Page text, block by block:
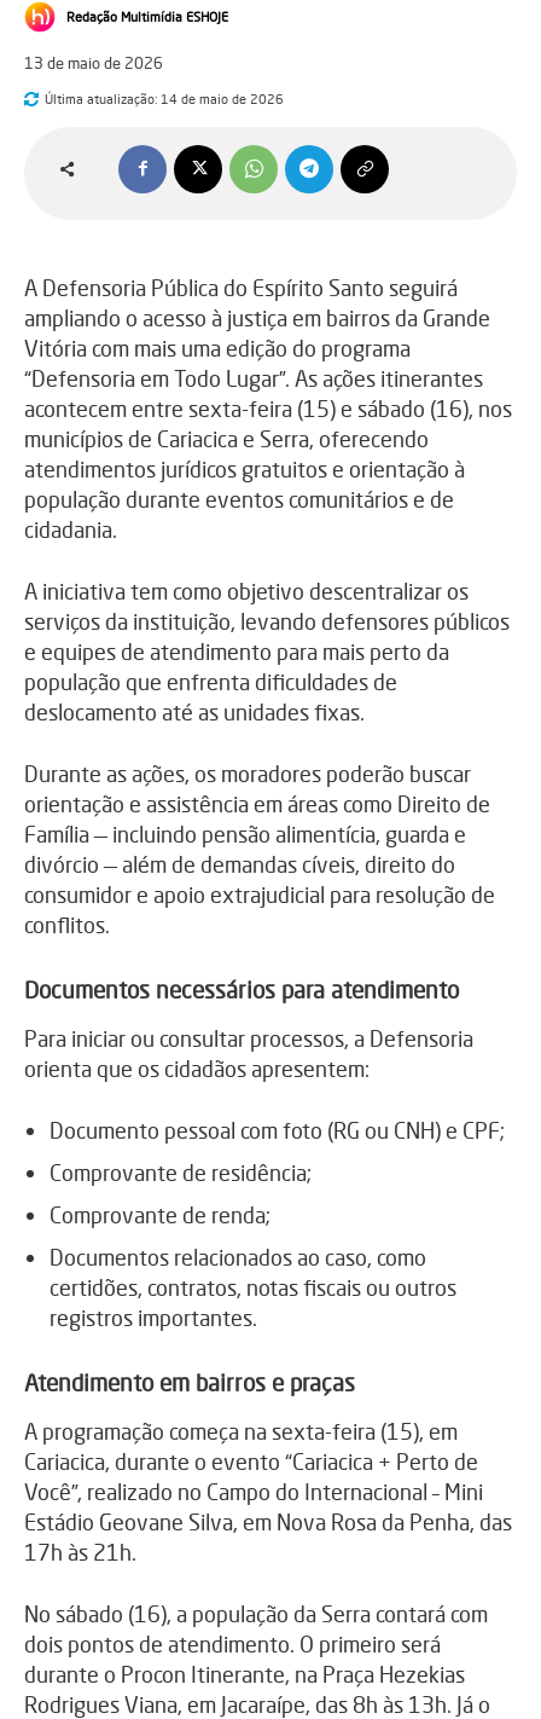
Redação Multimídia ESHOJE
13 de maio de 2026
Última atualização: 14 de maio de 2026
A Defensoria Pública do Espírito Santo seguirá
ampliando o acesso à justiça em bairros da Grande
Vitória com mais uma edição do programa
“Defensoria em Todo Lugar”. As ações itinerantes
acontecem entre sexta-feira (15) e sábado (16), nos
municípios de Cariacica e Serra, oferecendo
atendimentos jurídicos gratuitos e orientação à
população durante eventos comunitários e de
cidadania.
A iniciativa tem como objetivo descentralizar os
serviços da instituição, levando defensores públicos
e equipes de atendimento para mais perto da
população que enfrenta dificuldades de
deslocamento até as unidades fixas.
Durante as ações, os moradores poderão buscar
orientação e assistência em áreas como Direito de
Família — incluindo pensão alimentícia, guarda e
divórcio — além de demandas cíveis, direito do
consumidor e apoio extrajudicial para resolução de
conflitos.
Documentos necessários para atendimento
Para iniciar ou consultar processos, a Defensoria
orienta que os cidadãos apresentem:
Documento pessoal com foto (RG ou CNH) e CPF;
Comprovante de residência;
Comprovante de renda;
Documentos relacionados ao caso, como
certidões, contratos, notas fiscais ou outros
registros importantes.
Atendimento em bairros e praças
A programação começa na sexta-feira (15), em
Cariacica, durante o evento “Cariacica + Perto de
Você”, realizado no Campo do Internacional – Mini
Estádio Geovane Silva, em Nova Rosa da Penha, das
17h às 21h.
No sábado (16), a população da Serra contará com
dois pontos de atendimento. O primeiro será
durante o Procon Itinerante, na Praça Hezekias
Rodrigues Viana, em Jacaraípe, das 8h às 13h. Já o